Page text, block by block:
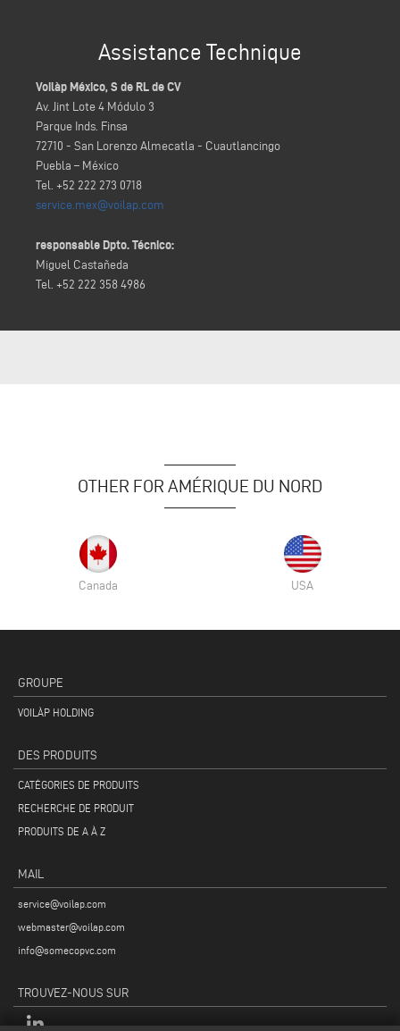
Assistance Technique
Voilàp México, S de RL de CV
Av. Jint Lote 4 Módulo 3
Parque Inds. Finsa
72710 - San Lorenzo Almecatla - Cuautlancingo
Puebla – México
Tel. +52 222 273 0718
service.mex@voilap.com
responsable Dpto. Técnico:
Miguel Castañeda
Tel. +52 222 358 4986
OTHER FOR AMÉRIQUE DU NORD
Canada USA
GROUPE
VOILÀP HOLDING
DES PRODUITS
CATÉGORIES DE PRODUITS
RECHERCHE DE PRODUIT
PRODUITS DE A À Z
MAIL
service@voilap.com
webmaster@voilap.com
info@somecopvc.com
TROUVEZ-NOUS SUR